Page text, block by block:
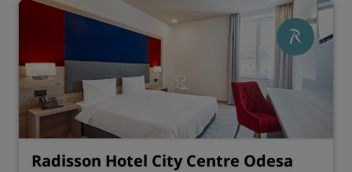
Radisson Hotel City Centre Odesa